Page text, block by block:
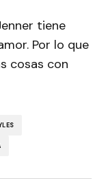
tiene
Por lo que
cosas con